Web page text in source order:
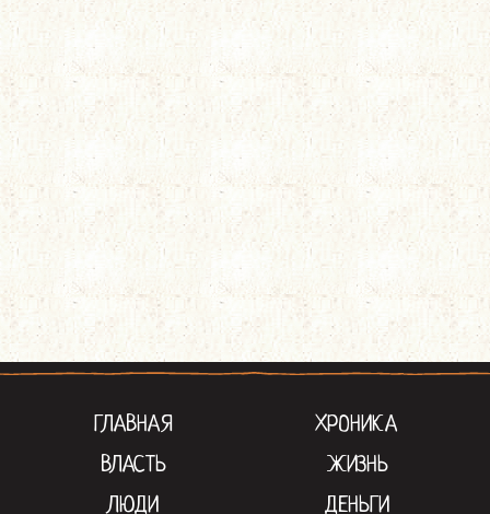
ГЛАВНАЯ
ХРОНИКА
ВЛАСТЬ
ЖИЗНЬ
ЛЮДИ
ДЕНЬГИ